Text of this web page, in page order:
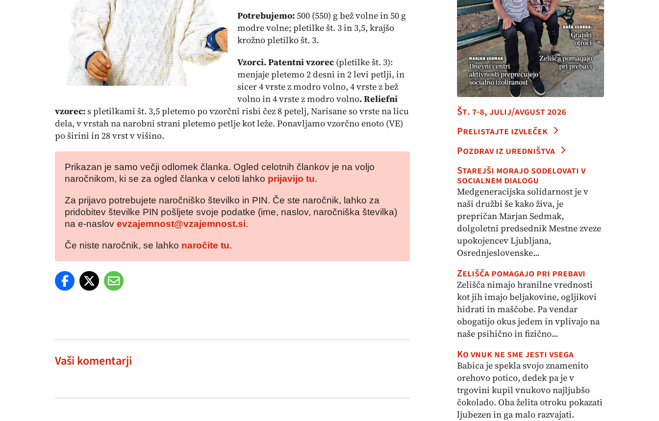
Potrebujemo:500 (550) g bež volne in 50 g
modre volne; pletilke št. 3 in 3,5, krajšo
krožno pletilko št. 3.
Vzorci. Patentni vzorec (pletilke št. 3):
menjaje pletemo 2 desni in 2 levi petlji, in
sicer 4 vrste z modro volno, 4 vrste z bež
volno in 4 vrste z modro volno. Reliefni
vzorec:s pletilkami št. 3,5 pletemo po vzorčni risbi čez 8 petelj, Narisane so vrste na licu
dela, v vrstah na narobni strani pletemo petlje kot leže. Ponavljamo vzorčno enoto (VE)
po širini in 28 vrst v višino.
Prikazan je samo večji odlomek članka. Ogled celotnih člankov je na voljo
naročnikom, ki se za ogled članka v celoti lahko prijavijo tu.
Za prijavo potrebujete naročniško številko in PIN. Če ste naročnik, lahko za
pridobitev številke PIN pošljete svoje podatke (ime, naslov, naročniška številka)
na e-naslov evzajemnost@vzajemnost.si.
Če niste naročnik, se lahko naročite tu.
Vaši komentarji
Št. 7-8, julij/avgust 2026
Prelistajte izvleček
Pozdrav iz uredništva
Starejši morajo sodelovati v
socialnem dialogu
Medgeneracijska solidarnost je v
naši družbi še kako živa, je
prepričan Marjan Sedmak,
dolgoletni predsednik Mestne zveze
upokojencev Ljubljana,
Osrednjeslovenske...
Zelišča pomagajo pri prebavi
Zelišča nimajo hranilne vrednosti
kot jih imajo beljakovine, ogljikovi
hidrati in maščobe. Pa vendar
obogatijo okus jedem in vplivajo na
naše psihično in fizično...
Ko vnuk ne sme jesti vsega
Babica je spekla svojo znamenito
orehovo potico, dedek pa je v
trgovini kupil vnukovo najljubšo
čokolado. Oba želita otroku pokazati
ljubezen in ga malo razvajati.